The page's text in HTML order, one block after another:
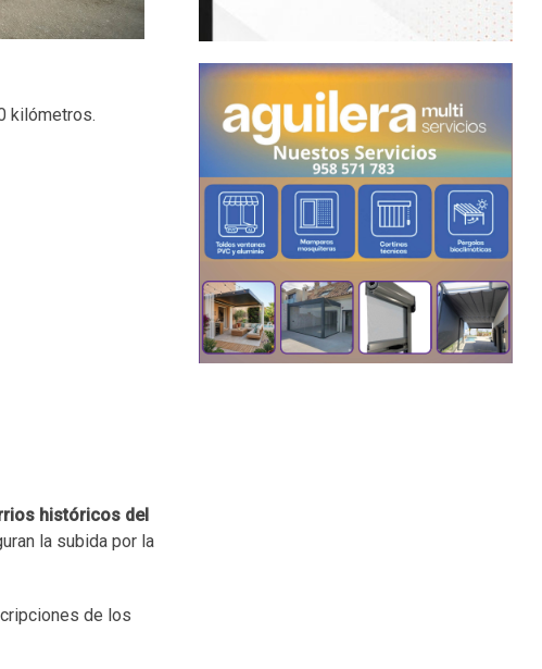
kilómetros.
históricos del
la subida por la
de los